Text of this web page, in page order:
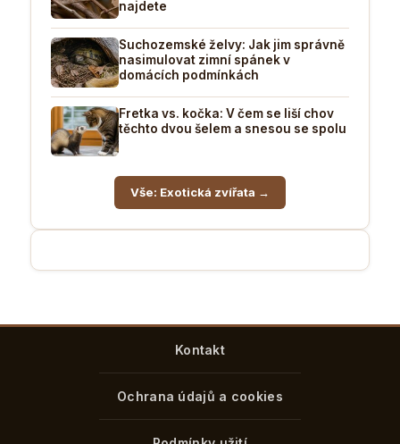
najdete
Suchozemské želvy: Jak jim správně
nasimulovat zimní spánek v
domácích podmínkách
Fretka vs. kočka: V čem se liší chov
těchto dvou šelem a snesou se spolu
Vše: Exotická zvířata →
Kontakt
Ochrana údajů a cookies